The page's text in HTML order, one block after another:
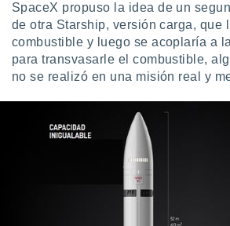
SpaceX propuso la idea de un
de otra Starship, versión carga, que
combustible y luego se acoplaría a
para transvasarle el combustible,
no se realizó en una misión real y